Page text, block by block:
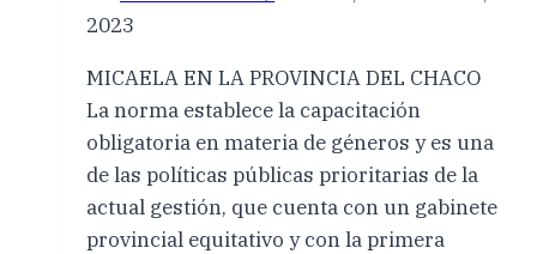
2023
MICAELA EN LA PROVINCIA DEL CHACO
La norma establece la capacitación
obligatoria en materia de géneros y es una
de las políticas públicas prioritarias de la
actual gestión, que cuenta con un gabinete
provincial equitativo y con la primera